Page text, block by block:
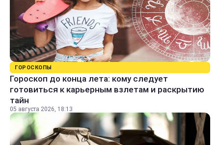
ГОРОСКОПЫ
Гороскоп до конца лета: кому следует
готовиться к карьерным взлетам и раскрытию
тайн
05 августа 2026, 18:13